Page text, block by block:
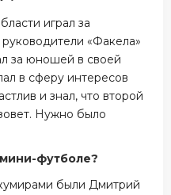
играл за
«Факела»
за юношей в своей
в сферу интересов
и знал, что второй
Нужно было
футболе?
были Дмитрий